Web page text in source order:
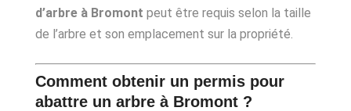
d’arbre à Bromont peut être requis selon la taille
de l’arbre et son emplacement sur la propriété.
Comment obtenir un permis pour
abattre un arbre à Bromont ?